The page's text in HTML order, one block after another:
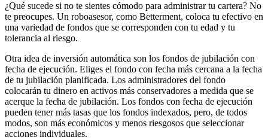
¿Qué sucede si no te sientes cómodo para administrar tu cartera? No
te preocupes. Un roboasesor, como Betterment, coloca tu efectivo en
una variedad de fondos que se corresponden con tu edad y tu
tolerancia al riesgo.
Otra idea de inversión automática son los fondos de jubilación con
fecha de ejecución. Eliges el fondo con fecha más cercana a la fecha
de tu jubilación planificada. Los administradores del fondo
colocarán tu dinero en activos más conservadores a medida que se
acerque la fecha de jubilación. Los fondos con fecha de ejecución
pueden tener más tasas que los fondos indexados, pero, de todos
modos, son más económicos y menos riesgosos que seleccionar
acciones individuales.